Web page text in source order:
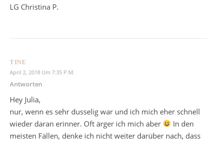
LG Christina P.
TINE
April 2, 2018 Um 7:35 P.m.
Antworten
Hey Julia,
nur, wenn es sehr dusselig war und ich mich eher schnell
wieder daran erinner. Oft ärger ich mich aber
In den
meisten Fällen, denke ich nicht weiter darüber nach, dass